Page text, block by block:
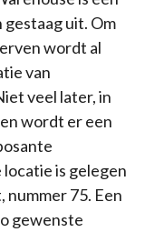
uit. Om
wordt al
van
veel later, in
wordt er een
is gelegen
nummer 75. Een
gewenste